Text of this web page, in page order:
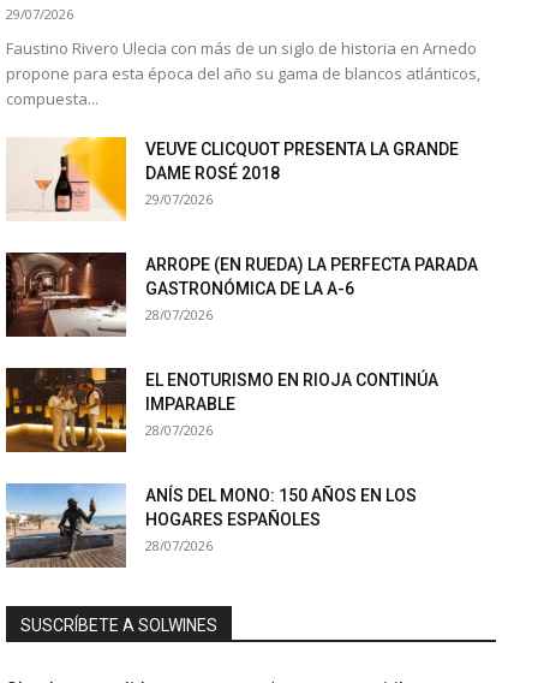
29/07/2026
Faustino Rivero Ulecia con más de un siglo de historia en Arnedo
propone para esta época del año su gama de blancos atlánticos,
compuesta...
VEUVE CLICQUOT PRESENTA LA GRANDE
DAME ROSÉ 2018
29/07/2026
ARROPE (EN RUEDA) LA PERFECTA PARADA
GASTRONÓMICA DE LA A-6
28/07/2026
EL ENOTURISMO EN RIOJA CONTINÚA
IMPARABLE
28/07/2026
ANÍS DEL MONO: 150 AÑOS EN LOS
HOGARES ESPAÑOLES
28/07/2026
SUSCRÍBETE A SOLWINES